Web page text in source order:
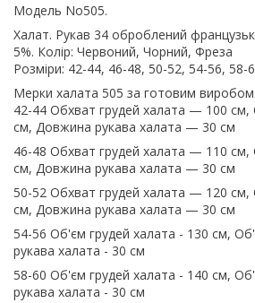
Модель No505.
Халат. Рукав 34 оброблений
5%. Колір: Червоний, Чорний, Фреза
Розміри: 42-44, 46-48, 50-52, 54-56, 58-
Мерки халата 505 за готовим виробом.
42-44 Обхват грудей халата — 100
см, Довжина рукава халата — 30 см
46-48 Обхват грудей халата — 110
см, Довжина рукава халата — 30 см
50-52 Обхват грудей халата — 120
см, Довжина рукава халата — 30 см
54-56 Об'єм грудей халата - 130 см,
рукава халата - 30 см
58-60 Об'єм грудей халата - 140 см,
рукава халата - 30 см